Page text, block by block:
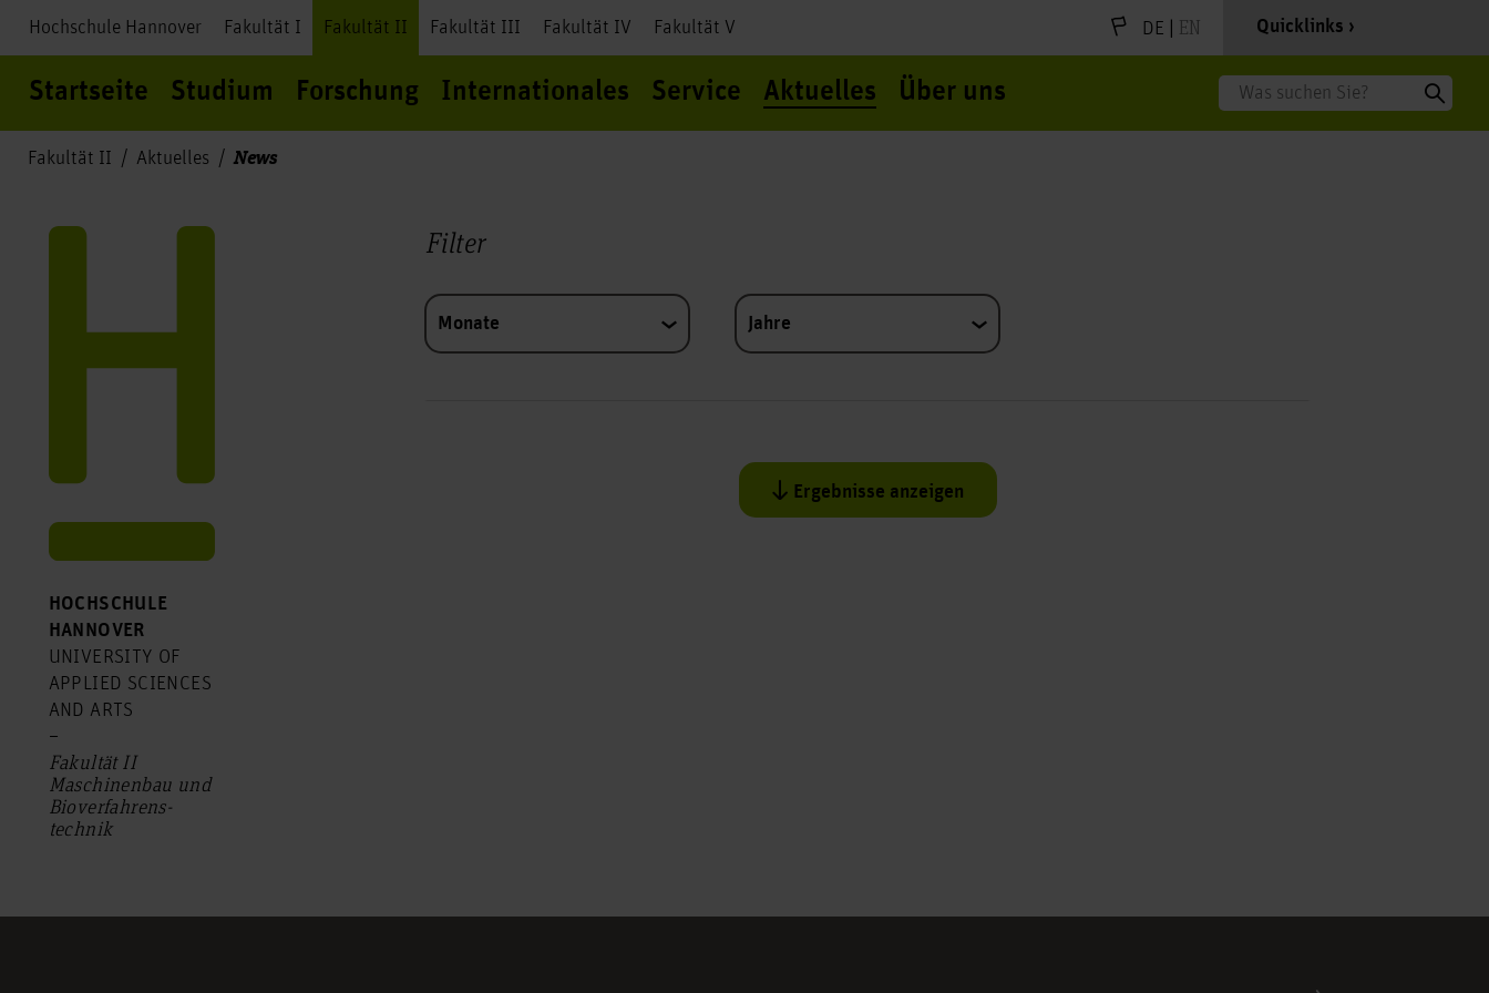
Hochschule Hannover Fakultät I Fakultät II Fakultät III Fakultät IV Fakultät V DE | EN Quicklinks
Startseite Studium Forschung Internationales Service Aktuelles Über uns Suche
Fakultät II Aktuelles News
HOCHSCHULE
HANNOVER
UNIVERSITY OF
APPLIED SCIENCES
AND ARTS
–
Fakultät II
Maschinenbau und
Bio­verfahrens­
technik
Filter
Monate Jahre
Ergebnisse anzeigen